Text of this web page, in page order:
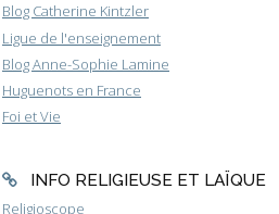
Blog Catherine Kintzler
Ligue de l'enseignement
Blog Anne-Sophie Lamine
Huguenots en France
Foi et Vie
INFO RELIGIEUSE ET LAÏQUE
Religioscope